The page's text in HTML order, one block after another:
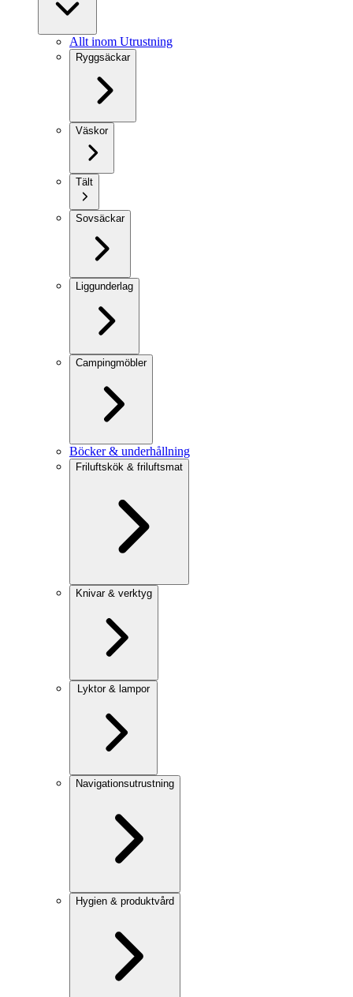
Allt inom Utrustning
Ryggsäckar
Väskor
Tält
Sovsäckar
Liggunderlag
Campingmöbler
Böcker & underhållning
Friluftskök & friluftsmat
Knivar & verktyg
Lyktor & lampor
Navigationsutrustning
Hygien & produktvård